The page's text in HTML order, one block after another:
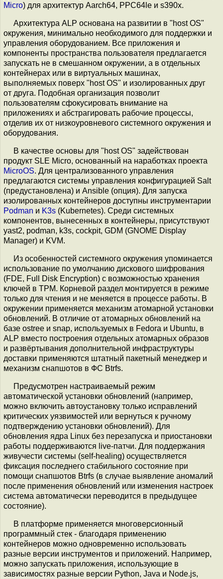
Micro) для архитектур Aarch64, PPC64le и s390x.
Архитектура ALP основана на развитии в "host OS"
окружения, минимально необходимого для поддержки и
управления оборудованием. Все приложения и
компоненты пространства пользователя предлагается
запускать не в смешанном окружении, а в отдельных
контейнерах или в виртуальных машинах,
выполняемых поверх "host OS" и изолированных друг
от друга. Подобная организация позволит
пользователям сфокусировать внимание на
приложениях и абстрагировать рабочие процессы,
отделив их от низкоуровневого системного окружения и
оборудования.
В качестве основы для "host OS" задействован
продукт SLE Micro, основанный на наработках проекта
MicroOS. Для централизованного управления
предлагаются системы управления конфигурацией Salt
(предустановлена) и Ansible (опция). Для запуска
изолированных контейнеров доступны инструментарии
Podman и K3s (Kubernetes). Среди системных
компонентов, вынесенных в контейнеры, присутствуют
yast2, podman, k3s, cockpit, GDM (GNOME Display
Manager) и KVM.
Из особенностей системного окружения упоминается
использование по умолчанию дискового шифрования
(FDE, Full Disk Encryption) с возможностью хранения
ключей в TPM. Корневой раздел монтируется в режиме
только для чтения и не меняется в процессе работы. В
окружении применяется механизм атомарной установки
обновлений. В отличие от атомарных обновлений на
базе ostree и snap, используемых в Fedora и Ubuntu, в
ALP вместо построения отдельных атомарных образов
и развёртывания дополнительной инфраструктуры
доставки применяются штатный пакетный менеджер и
механизм снапшотов в ФС Btrfs.
Предусмотрен настраиваемый режим
автоматической установки обновлений (например,
можно включить автоустановку только исправлений
критических уязвимостей или вернуться к ручному
подтверждению установки обновлений). Для
обновления ядра Linux без перезапуска и приостановки
работы поддерживаются live-патчи. Для поддержания
живучести системы (self-healing) осуществляется
фиксация последнего стабильного состояние при
помощи снапшотов Btrfs (в случае выявление аномалий
после применения обновлений или изменения настроек
система автоматически переводится в предыдущее
состояние).
В платформе применяется многоверсионный
программный стек - благодаря применению
контейнеров можно одновременно использовать
разные версии инструментов и приложений. Например,
можно запускать приложения, использующие в
зависимостях разные версии Python, Java и Node.js,